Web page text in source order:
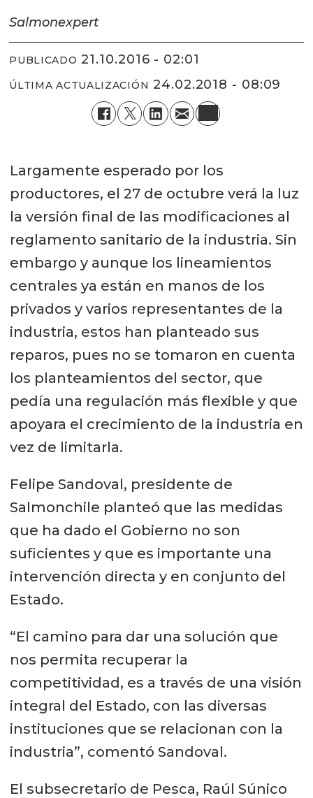
Salmonexpert
PUBLICADO 21.10.2016 - 02:01
ÚLTIMA ACTUALIZACIÓN 24.02.2018 - 08:09
Largamente esperado por los
productores, el 27 de octubre verá la luz
la versión final de las modificaciones al
reglamento sanitario de la industria. Sin
embargo y aunque los lineamientos
centrales ya están en manos de los
privados y varios representantes de la
industria, estos han planteado sus
reparos, pues no se tomaron en cuenta
los planteamientos del sector, que
pedía una regulación más flexible y que
apoyara el crecimiento de la industria en
vez de limitarla.
Felipe Sandoval, presidente de
Salmonchile planteó que las medidas
que ha dado el Gobierno no son
suficientes y que es importante una
intervención directa y en conjunto del
Estado.
“El camino para dar una solución que
nos permita recuperar la
competitividad, es a través de una visión
integral del Estado, con las diversas
instituciones que se relacionan con la
industria”, comentó Sandoval.
El subsecretario de Pesca, Raúl Súnico